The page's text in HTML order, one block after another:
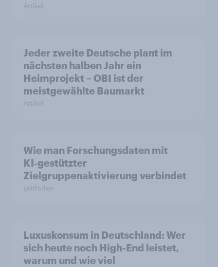
Artikel
Jeder zweite Deutsche plant im
nächsten halben Jahr ein
Heimprojekt – OBI ist der
meistgewählte Baumarkt
Artikel
Wie man Forschungsdaten mit
KI‑gestützter
Zielgruppenaktivierung verbindet
Leitfaden
Luxuskonsum in Deutschland: Wer
sich heute noch High-End leistet,
warum und wie viel